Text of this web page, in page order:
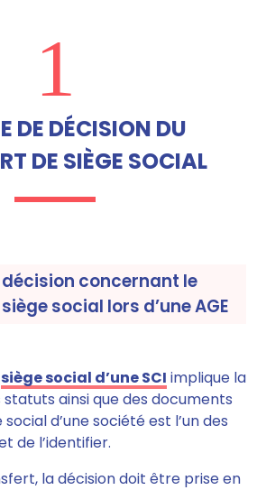
1
DE DÉCISION DU
DE SIÈGE SOCIAL
décision concernant le
social lors d’une AGE
siège social d’une SCI implique la
statuts ainsi quedes documents
sociald’une société est l’un des
de l’identifier.
la décision doit être prise en